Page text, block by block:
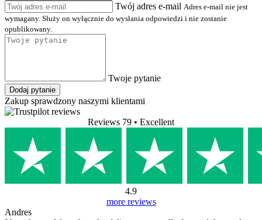
Twój adres e-mail Adres e-mail nie jest
wymagany. Służy on wyłącznie do wysłania odpowiedzi i nie zostanie
opublikowany.
Twoje pytanie
Dodaj pytanie
Zakup sprawdzony naszymi klientami
Reviews 79 • Excellent
4.9
more reviews
Andres